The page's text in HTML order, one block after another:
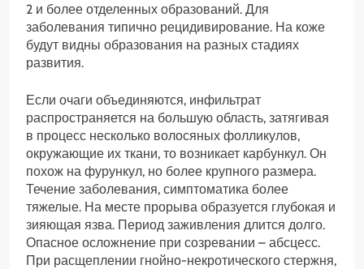
2 и более отделенных образований. Для
заболевания типично рецидивирование. На коже
будут видны образования на разных стадиях
развития.
Если очаги объединяются, инфильтрат
распространяется на большую область, затягивая
в процесс несколько волосяных фолликулов,
окружающие их ткани, то возникает карбункул. Он
похож на фурункул, но более крупного размера.
Течение заболевания, симптоматика более
тяжелые. На месте прорыва образуется глубокая и
зияющая язва. Период заживления длится долго.
Опасное осложнение при созревании – абсцесс.
При расщеплении гнойно-некротического стержня,